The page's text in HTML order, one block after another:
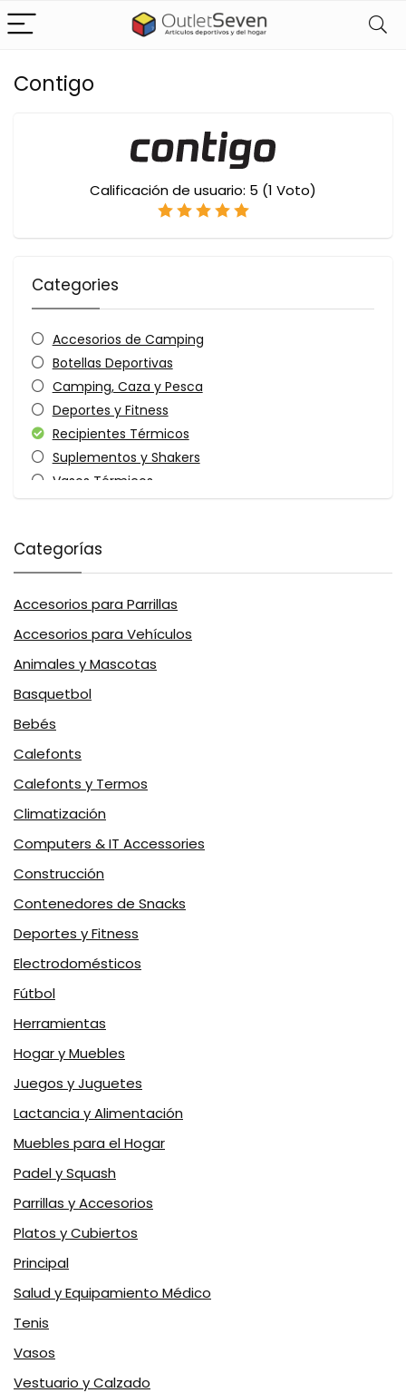
Contigo
Calificación de usuario: 5 (1 Voto)
Categories
Accesorios de Camping
Botellas Deportivas
Camping, Caza y Pesca
Deportes y Fitness
Recipientes Térmicos
Suplementos y Shakers
Vasos Térmicos
All categories
Categorías
Accesorios para Parrillas
Accesorios para Vehículos
Animales y Mascotas
Basquetbol
Bebés
Calefonts
Calefonts y Termos
Climatización
Computers & IT Accessories
Construcción
Contenedores de Snacks
Deportes y Fitness
Electrodomésticos
Fútbol
Herramientas
Hogar y Muebles
Juegos y Juguetes
Lactancia y Alimentación
Muebles para el Hogar
Padel y Squash
Parrillas y Accesorios
Platos y Cubiertos
Principal
Salud y Equipamiento Médico
Tenis
Vasos
Vestuario y Calzado